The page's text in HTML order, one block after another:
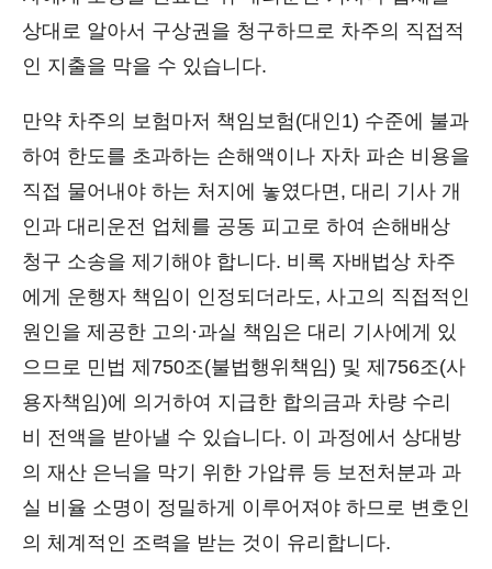
상대로 알아서 구상권을 청구하므로 차주의 직접적
인 지출을 막을 수 있습니다.
만약 차주의 보험마저 책임보험(대인1) 수준에 불과
하여 한도를 초과하는 손해액이나 자차 파손 비용을
직접 물어내야 하는 처지에 놓였다면, 대리 기사 개
인과 대리운전 업체를 공동 피고로 하여 손해배상
청구 소송을 제기해야 합니다. 비록 자배법상 차주
에게 운행자 책임이 인정되더라도, 사고의 직접적인
원인을 제공한 고의·과실 책임은 대리 기사에게 있
으므로 민법 제750조(불법행위책임) 및 제756조(사
용자책임)에 의거하여 지급한 합의금과 차량 수리
비 전액을 받아낼 수 있습니다. 이 과정에서 상대방
의 재산 은닉을 막기 위한 가압류 등 보전처분과 과
실 비율 소명이 정밀하게 이루어져야 하므로 변호인
의 체계적인 조력을 받는 것이 유리합니다.